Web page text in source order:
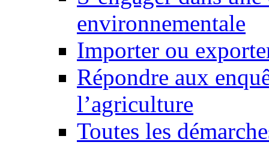
environnementale
Importer ou
Répondre aux
l’agriculture
Toutes les